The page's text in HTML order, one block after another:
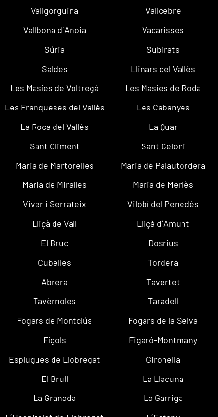
Vallgorguina
Vallcebre
Vallbona d´Anoia
Vacarisses
Súria
Subirats
Saldes
Llinars del Vallès
Les Masíes de Voltregà
Les Masies de Roda
Les Franqueses del Vallès
Les Cabanyes
La Roca del Vallès
La Quar
Sant Climent
Sant Celoni
Maria de Martorelles
Maria de Palautordera
Maria de Miralles
Maria de Merlès
Viver i Serrateix
Vilobí del Penedès
Lliçà de Vall
Lliçà d´Amunt
El Bruc
Dosrius
Cubelles
Tordera
Abrera
Tavertet
Tavèrnoles
Taradell
Fogars de Montclús
Fogars de la Selva
Fígols
Figaró-Montmany
Esplugues de Llobregat
Gironella
El Brull
La Llacuna
La Granada
La Garriga